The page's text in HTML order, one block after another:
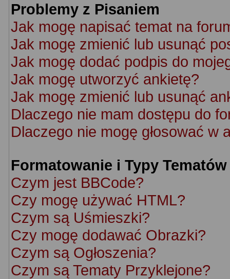
Problemy z Pisaniem
Jak mogę napisać temat na
Jak mogę zmienić lub usunąć
Jak mogę dodać podpis do
Jak mogę utworzyć ankietę?
Jak mogę zmienić lub usunąć
Dlaczego nie mam dostępu do
Dlaczego nie mogę głosować w
Formatowanie i Typy Tematów
Czym jest BBCode?
Czy mogę używać HTML?
Czym są Uśmieszki?
Czy mogę dodawać Obrazki?
Czym są Ogłoszenia?
Czym są Tematy Przyklejone?